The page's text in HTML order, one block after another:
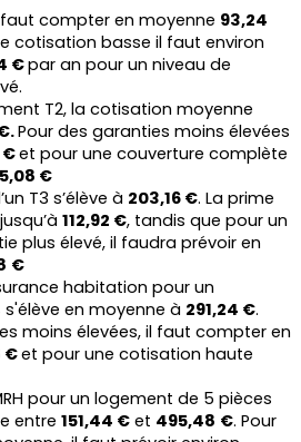
faut compter en moyenne 93,24
€ par an pour un niveau de
T2, la cotisation moyenne
Pour des garanties moins élevées
€ et pour une couverture complète
€
T3 s’élève à 203,16 €. La prime
112,92 €, tandis que pour un
plus élevé, il faudra prévoir en
€
habitation pour un
en moyenne à 291,24 €.
moins élevées, il faut compter en
€
pour un logement de 5 pièces
entre 151,44 € et 495,48 €. Pour